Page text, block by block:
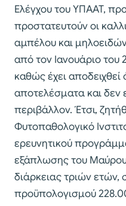
Ελέγχου του ΥΠΑΑΤ,
προστατευτούν οι
αμπέλου και
από τον Ιανουάριο του
καθώς έχει αποδειχθεί
αποτελέσματα και δεν
περιβάλλον. Έτσι,
Φυτοπαθολογικό
ερευνητικού
εξάπλωσης του
διάρκειας τριών ετών,
προϋπολογισμού